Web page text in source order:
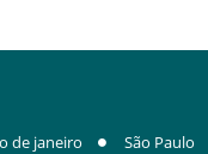
de janeiro São Paulo